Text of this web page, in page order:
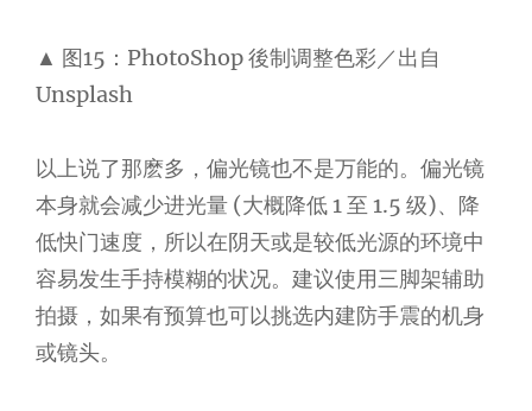
▲ 图15：PhotoShop 後制调整色彩／出自
Unsplash
以上说了那麽多，偏光镜也不是万能的。偏光镜
本身就会减少进光量 (大概降低 1 至 1.5 级)、降
低快门速度，所以在阴天或是较低光源的环境中
容易发生手持模糊的状况。建议使用三脚架辅助
拍摄，如果有预算也可以挑选内建防手震的机身
或镜头。